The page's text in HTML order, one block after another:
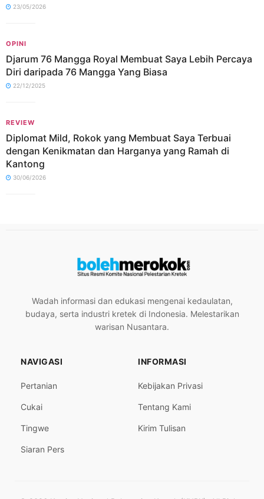
23/05/2026
OPINI
Djarum 76 Mangga Royal Membuat Saya Lebih Percaya
Diri daripada 76 Mangga Yang Biasa
22/12/2025
REVIEW
Diplomat Mild, Rokok yang Membuat Saya Terbuai
dengan Kenikmatan dan Harganya yang Ramah di
Kantong
30/06/2026
Wadah informasi dan edukasi mengenai kedaulatan,
budaya, serta industri kretek di Indonesia. Melestarikan
warisan Nusantara.
NAVIGASI
Pertanian
Cukai
Tingwe
Siaran Pers
INFORMASI
Kebijakan Privasi
Tentang Kami
Kirim Tulisan